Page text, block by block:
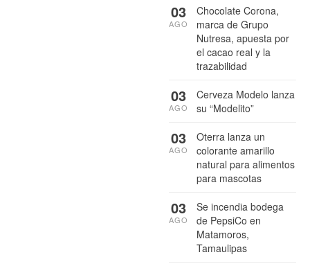
Chocolate Corona,
marca de Grupo
Nutresa, apuesta por
el cacao real y la
trazabilidad
03
AGO
Cerveza Modelo lanza
su “Modelito”
03
AGO
Oterra lanza un
colorante amarillo
natural para alimentos
para mascotas
03
AGO
Se incendia bodega
de PepsiCo en
Matamoros,
Tamaulipas
03
AGO